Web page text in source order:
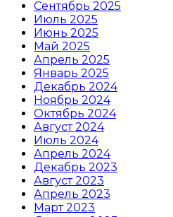
Сентябрь 2025
Июль 2025
Июнь 2025
Май 2025
Апрель 2025
Январь 2025
Декабрь 2024
Ноябрь 2024
Октябрь 2024
Август 2024
Июль 2024
Апрель 2024
Декабрь 2023
Август 2023
Апрель 2023
Март 2023